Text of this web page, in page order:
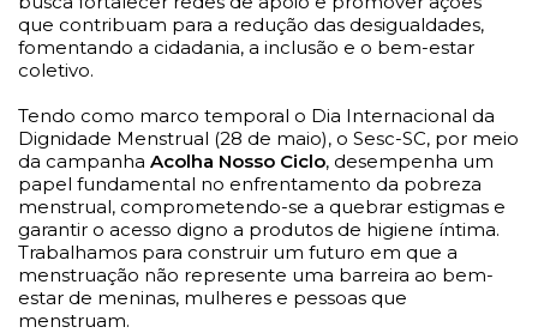
que contribuam para a redução das desigualdades,
fomentando a cidadania, a inclusão e o bem-estar
coletivo.
Tendo como marco temporal o Dia Internacional da
Dignidade Menstrual (28 de maio), o Sesc-SC, por meio
da campanha Acolha Nosso Ciclo, desempenha um
papel fundamental no enfrentamento da pobreza
menstrual, comprometendo-se a quebrar estigmas e
garantir o acesso digno a produtos de higiene íntima.
Trabalhamos para construir um futuro em que a
menstruação não represente uma barreira ao bem-
estar de meninas, mulheres e pessoas que
menstruam.